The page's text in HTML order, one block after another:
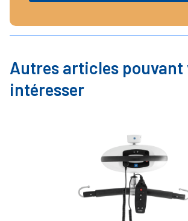
Autres articles pouvant
intéresser